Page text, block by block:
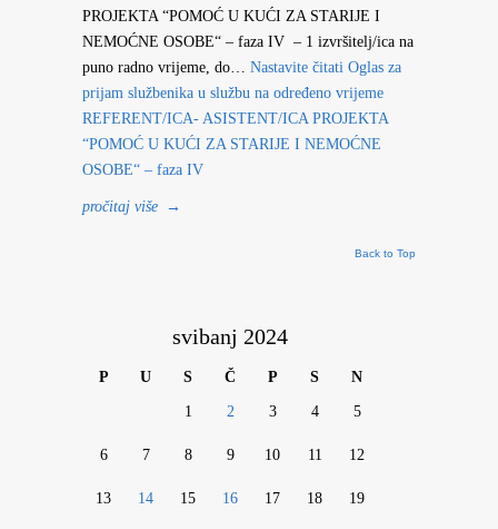
PROJEKTA “POMOĆ U KUĆI ZA STARIJE I
NEMOĆNE OSOBE“ – faza IV – 1 izvršitelj/ica na
puno radno vrijeme, do… Nastavite čitati Oglas za
prijam službenika u službu na određeno vrijeme
REFERENT/ICA- ASISTENT/ICA PROJEKTA
“POMOĆ U KUĆI ZA STARIJE I NEMOĆNE
OSOBE“ – faza IV
pročitaj više →
Back to Top
svibanj 2024
P U S Č P S N
1 2 3 4 5
6 7 8 9 10 11 12
13 14 15 16 17 18 19